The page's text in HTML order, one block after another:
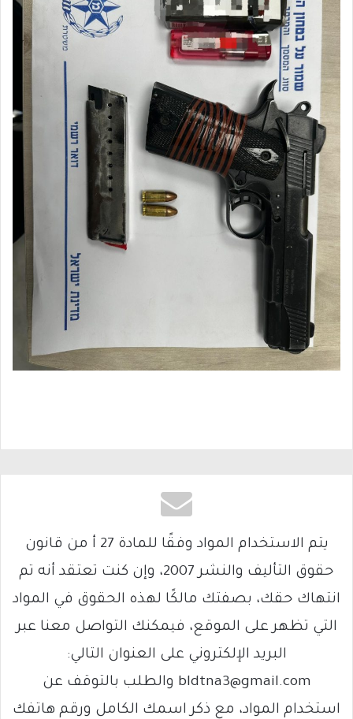
يتم الاستخدام المواد وفقًا للمادة 27 أ من قانون
حقوق التأليف والنشر 2007، وإن كنت تعتقد أنه تم
انتهاك حقك، بصفتك مالكًا لهذه الحقوق في المواد
التي تظهر على الموقع، فيمكنك التواصل معنا عبر
البريد الإلكتروني على العنوان التالي:
bldtna3@gmail.com والطلب بالتوقف عن
استخدام المواد، مع ذكر اسمك الكامل ورقم هاتفك